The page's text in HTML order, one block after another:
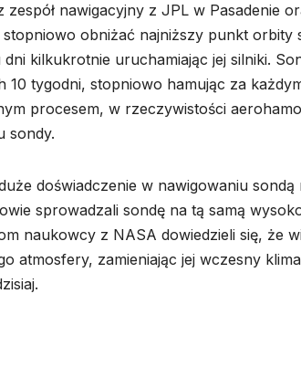
nawigacyjny z JPL w Pasadenie
obniżać najniższy punkt orbity
kilkukrotnie uruchamiając jej silniki.
tygodni, stopniowo hamując za
procesem, w rzeczywistości
sondy.
doświadczenie w nawigowaniu
sprowadzali sondę na tą samą
naukowcy z NASA dowiedzieli się, że
atmosfery, zamieniając jej wczesny